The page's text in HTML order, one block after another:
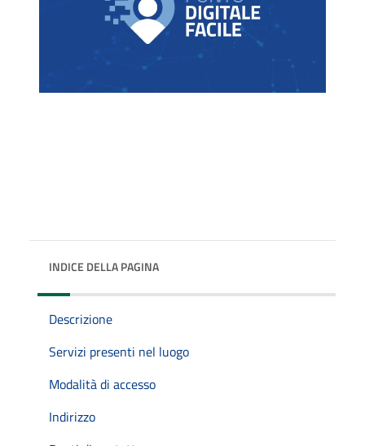
INDICE DELLA PAGINA
Descrizione
Servizi presenti nel luogo
Modalità di accesso
Indirizzo